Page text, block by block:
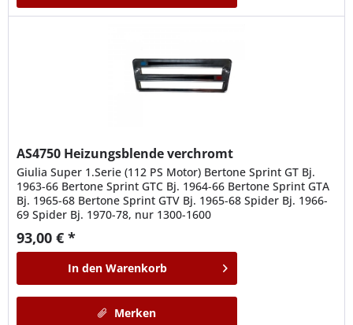
AS4750 Heizungsblende verchromt
Giulia Super 1.Serie (112 PS Motor) Bertone Sprint GT Bj.
1963-66 Bertone Sprint GTC Bj. 1964-66 Bertone Sprint GTA
Bj. 1965-68 Bertone Sprint GTV Bj. 1965-68 Spider Bj. 1966-
69 Spider Bj. 1970-78, nur 1300-1600
93,00 € *
In den Warenkorb
Merken